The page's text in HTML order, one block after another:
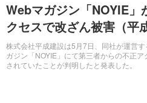
Webマガジン「NOYIE」
クセスで改ざん被害（平
株式会社平成建設は5月7日、同社が運営
ガジン「NOYIE」にて第三者からの不正
されていたことが判明したと発表した。